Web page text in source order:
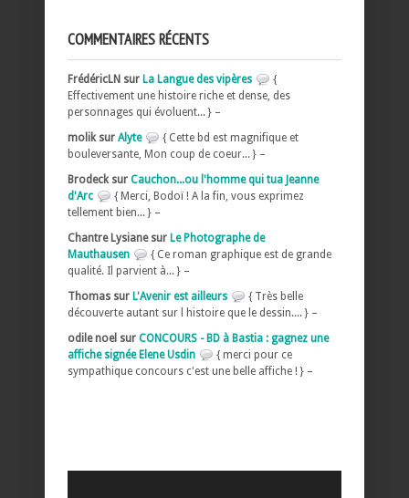
COMMENTAIRES RÉCENTS
FrédéricLN sur La Langue des vipères
{
Effectivement une histoire riche et dense, des
personnages qui évoluent... } –
molik sur Alyte
{ Cette bd est magnifique et
bouleversante, Mon coup de coeur... } –
Brodeck sur Cauchon...ou l'homme qui tua Jeanne
d'Arc
{ Merci, Bodoï ! A la fin, vous exprimez
tellement bien... } –
Chantre Lysiane sur Le Photographe de
Mauthausen
{ Ce roman graphique est de grande
qualité. Il parvient à... } –
Thomas sur L'Avenir est ailleurs
{ Très belle
découverte autant sur l histoire que le dessin.... } –
odile noel sur CONCOURS - BD à Bastia : gagnez une
affiche signée Elene Usdin
{ merci pour ce
sympathique concours c'est une belle affiche ! } –